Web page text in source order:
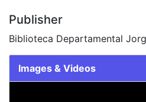
Publisher
Biblioteca Departamental
Images & Videos